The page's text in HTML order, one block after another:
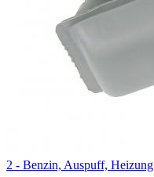
2 - Benzin, Auspuff, Heizung